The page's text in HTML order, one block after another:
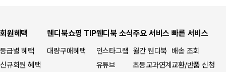
회원혜택
등급별 혜택
신규회원 혜택
웬디북쇼핑 TIP
대량구매혜택
웬디북 소식
인스타그램
유튜브
주요 서비스
월간 웬디북
초등교과연계
빠른 서비스
배송 조회
교환/반품 신청